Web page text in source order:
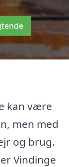
kan være
men med
og brug.
Vindinge